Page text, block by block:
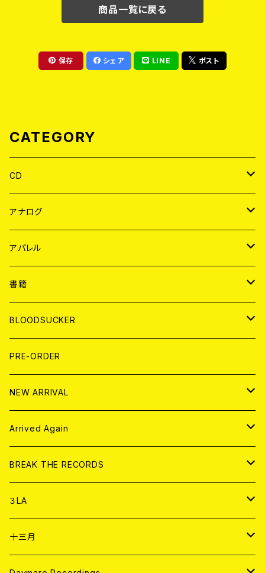
商品一覧に戻る
保存 シェア LINE ポスト
CATEGORY
CD
JAPAN
WORLD
アナログ
JAPAN
７EP
LP
WORLD
7EP
LP
アパレル
JAPAN
T-shirt
HOOD
WORLD
T-shirt
HOOD
書籍
MAGAZINE
BOLLOCKS
EL ZINE
写真集 (PHOTOBOOK)
BLOODSUCKER
CD
アナログ
アパレル
書籍
DIGITAL CONTENTS
PRE-ORDER
NEW ARRIVAL
CD
アナログ
Arrived Again
CD
アナログ
BREAK THE RECORDS
CD
ANALOG
３LA
CD
十三月